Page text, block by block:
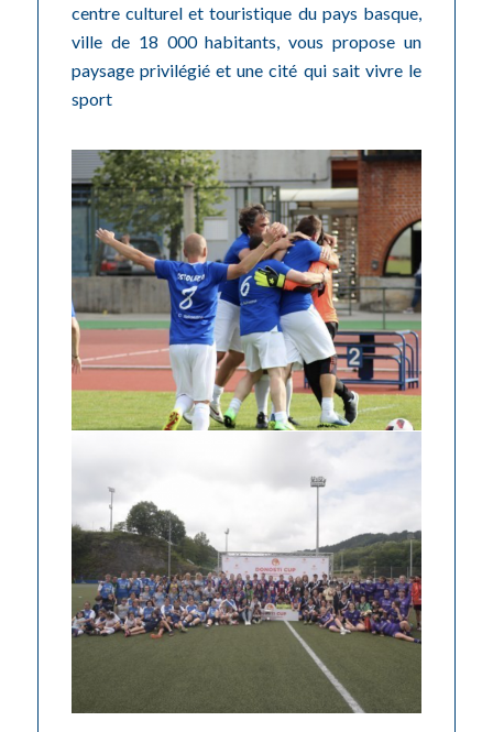
centre culturel et touristique du pays basque,
ville de 18 000 habitants, vous propose un
paysage privilégié et une cité qui sait vivre le
sport